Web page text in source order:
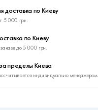
доставка по Киеву
5 000 грн.
по Киеву
до 5 000 грн.
пределы Киева
индивидуально менеджером.